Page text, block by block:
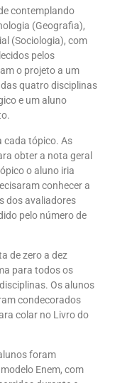
contemplando
(Geografia),
(Sociologia), com
pelos
o projeto a um
quatro disciplinas
e um aluno
cada tópico. As
obter a nota geral
o aluno iria
conhecer a
dos avaliadores
pelo número de
de zero a dez
para todos os
Os alunos
condecorados
colar no Livro do
foram
Enem, com